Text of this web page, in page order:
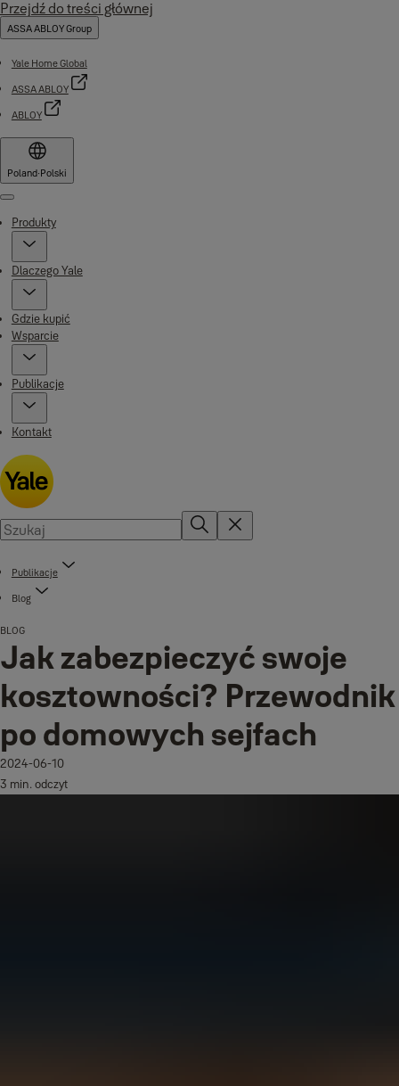
Przejdź do treści głównej
ASSA ABLOY Group
Yale Home Global
ASSA ABLOY
ABLOY
Poland·Polski
Menu
Produkty
Dlaczego Yale
Gdzie kupić
Wsparcie
Publikacje
Kontakt
Publikacje
Blog
BLOG
Jak zabezpieczyć swoje
kosztowności? Przewodnik
po domowych sejfach
2024-06-10
3 min. odczyt